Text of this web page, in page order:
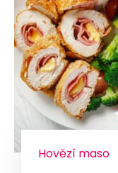
Hovězí maso